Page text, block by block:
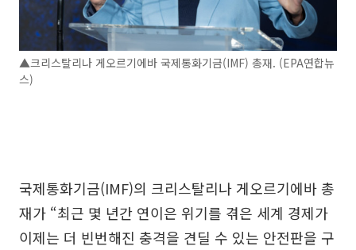
▲크리스탈리나 게오르기에바 국제통화기금(IMF) 총재. (EPA연합뉴
스)
국제통화기금(IMF)의 크리스탈리나 게오르기에바 총
재가 “최근 몇 년간 연이은 위기를 겪은 세계 경제가
이제는 더 빈번해진 충격을 견딜 수 있는 안전판을 구